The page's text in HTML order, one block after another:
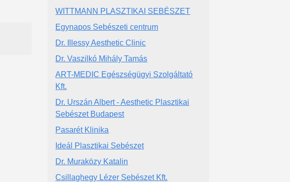
WITTMANN PLASZTIKAI SEBÉSZET
Egynapos Sebészeti centrum
Dr. Illessy Aesthetic Clinic
Dr. Vaszilkó Mihály Tamás
ART-MEDIC Egészségügyi Szolgáltató
Kft.
Dr. Urszán Albert - Aesthetic Plasztikai
Sebészet Budapest
Pasarét Klinika
Ideál Plasztikai Sebészet
Dr. Muraközy Katalin
Csillaghegy Lézer Sebészet Kft.